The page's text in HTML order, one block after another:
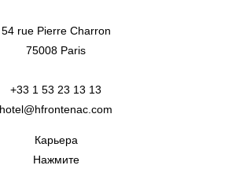
54 rue Pierre Charron
75008 Paris
+33 1 53 23 13 13
hotel@hfrontenac.com
Карьера
Нажмите